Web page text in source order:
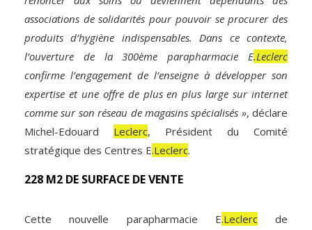
associations de solidarités pour pouvoir se procurer des
produits d’hygiène indispensables. Dans ce contexte,
l’ouverture de la 300ème parapharmacie E.Leclerc
confirme l’engagement de l’enseigne à développer son
expertise et une offre de plus en plus large sur internet
commesur son réseau de magasins spécialisés », déclare
Michel-Edouard Leclerc, Président du Comité
stratégique des Centres E.Leclerc.
228 M2 DE SURFACE DE VENTE
Cette nouvelle parapharmacie E.Leclercde